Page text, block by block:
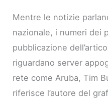
Mentre le notizie
nazionale, i numeri dei
pubblicazione
riguardano server
rete come Aruba, Tim
riferisce l’autore del